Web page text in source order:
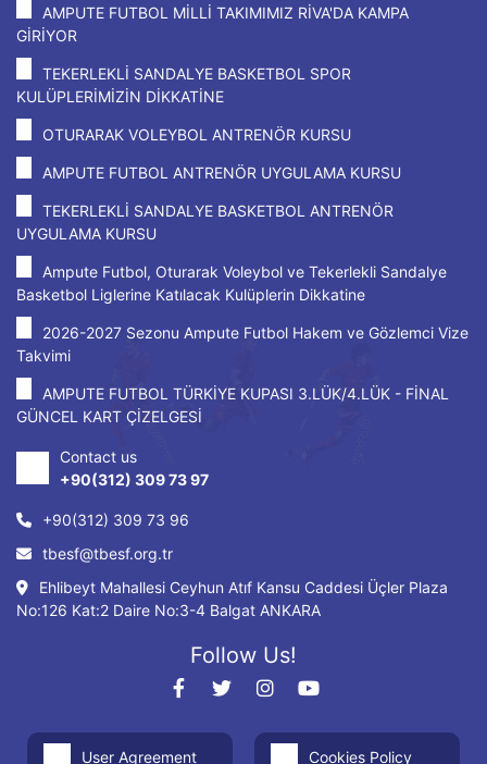
AMPUTE FUTBOL MİLLİ TAKIMIMIZ RİVA'DA KAMPA
GİRİYOR
TEKERLEKLİ SANDALYE BASKETBOL SPOR
KULÜPLERİMİZİN DİKKATİNE
OTURARAK VOLEYBOL ANTRENÖR KURSU
AMPUTE FUTBOL ANTRENÖR UYGULAMA KURSU
TEKERLEKLİ SANDALYE BASKETBOL ANTRENÖR
UYGULAMA KURSU
Ampute Futbol, Oturarak Voleybol ve Tekerlekli Sandalye
Basketbol Liglerine Katılacak Kulüplerin Dikkatine
2026-2027 Sezonu Ampute Futbol Hakem ve Gözlemci Vize
Takvimi
AMPUTE FUTBOL TÜRKİYE KUPASI 3.LÜK/4.LÜK - FİNAL
GÜNCEL KART ÇİZELGESİ
Contact us
+90(312) 309 73 97
+90(312) 309 73 96
tbesf@tbesf.org.tr
Ehlibeyt Mahallesi Ceyhun Atıf Kansu Caddesi Üçler Plaza
No:126 Kat:2 Daire No:3-4 Balgat ANKARA
Follow Us!
User Agreement Cookies Policy